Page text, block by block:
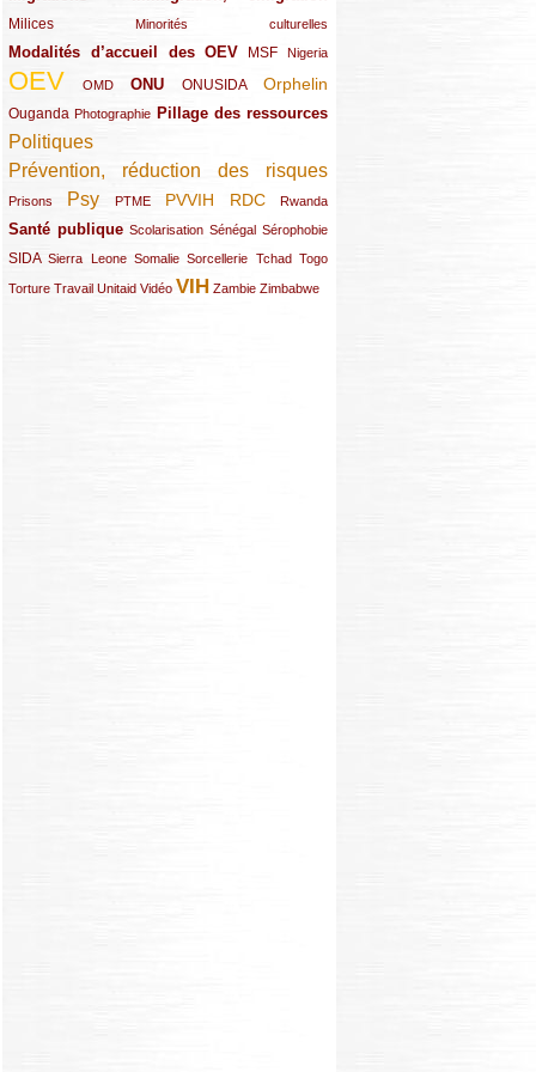
Milices
(34/289) Minorités culturelles
(15/289)
Modalités d’accueil des OEV
(58/289) MSF
(54/289) Nigeria
(27/289)
OEV
(269/289) OMD
(26/289) ONU
(58/289) ONUSIDA
(44/289) Orphelin
(112/289)
Ouganda
(29/289) Photographie
(27/289) Pillage des ressources
(77/289)
Politiques
(120/289)
Prévention, réduction des risques
(131/289)
Prisons
(22/289) Psy
(119/289) PTME
(12/289) PVVIH
(111/289) RDC
(104/289) Rwanda
(23/289)
Santé publique
(59/289) Scolarisation
(9/289) Sénégal
(13/289) Sérophobie
(19/289)
SIDA
(29/289)Sierra Leone
(13/289) Somalie
(12/289) Sorcellerie
(19/289) Tchad
(10/289) Togo
(15/289)
Torture
(17/289)Travail
(21/289) Unitaid
(26/289) Vidéo
(23/289) VIH
(154/289) Zambie
(12/289) Zimbabwe
(21/289)